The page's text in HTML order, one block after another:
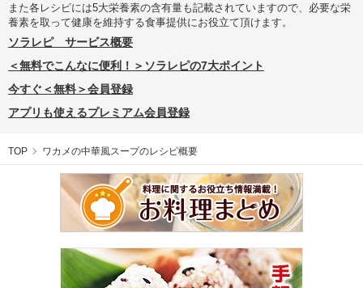
また各レシピには5大栄養素の含有量も記載されていますので、必要な栄
養素を取って健康を維持する食事提供にお役立て頂けます。
ソラレピ サービス概要
＜無料でこんなに便利！＞ソラレピの7大ポイント
今すぐ＜無料＞会員登録
アプリも使えるプレミアム会員登録
TOP ワカメの中華風スープのレシピ概要